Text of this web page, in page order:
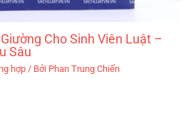
Cho Sinh Viên Luật –
Sâu
hợp/ Bởi Phan Trung Chiến